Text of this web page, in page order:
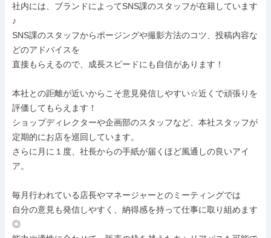
社内には、ブランドによってSNS課のスタッフが在籍しています
♪
SNS課のスタッフからポージングや撮影方法のコツ、投稿内容な
どのアドバイスを
直接もらえるので、成長スピードにも自信があります！
本社との距離が近いからこそ意見発信しやすい☆近くで頑張りを
評価してもらえます！
ショップディレクターや企画部のスタッフなど、本社スタッフが
定期的にお店を巡回しています。
さらに月に１度、社長からの手紙が届くほど風通しの良いアイ
ア。
毎月行われている店長やマネージャーとのミーティングでは
自分の意見も発信しやすく、納得感を持って仕事に取り組めます
◎